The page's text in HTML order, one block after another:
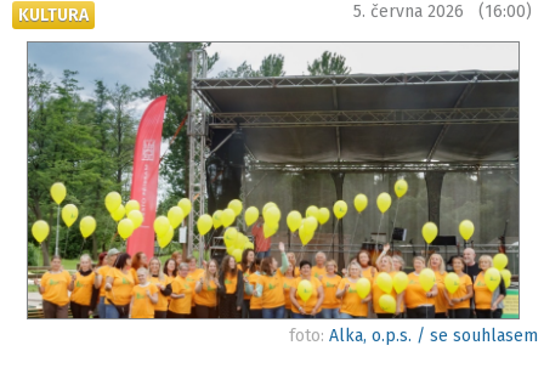
KULTURA 5. června 2026 (16:00)
foto: Alka, o.p.s. / se souhlasem